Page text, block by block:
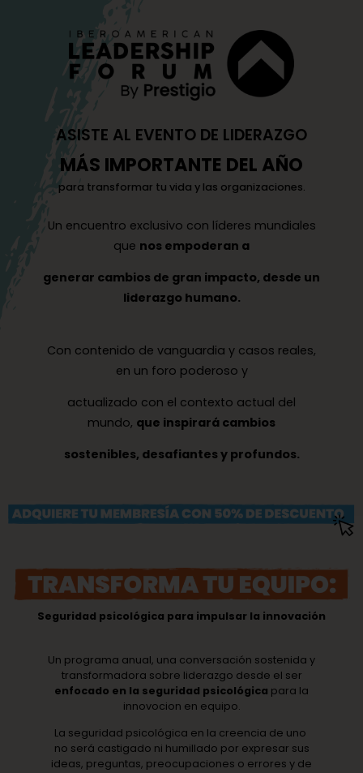
ASISTE AL EVENTO DE LIDERAZGO
MÁS IMPORTANTE DEL AÑO
para transformar tu vida y las organizaciones.
Un encuentro exclusivo con líderes mundiales
que nos empoderan a
generar cambios de gran impacto, desde un
liderazgo humano.
Con contenido de vanguardia y casos reales,
en un foro poderoso y
actualizado con el contexto actual del
mundo, que inspirará cambios
sostenibles, desafiantes y profundos.
Seguridad psicológica para impulsar la innovación
Un programa anual, una conversación sostenida y
transformadora sobre liderazgo desde el ser
enfocado en la seguridad psicológica para la
innovocion en equipo.
La seguridad psicológica en la creencia de uno
no será castigado ni humillado por expresar sus
ideas, preguntas, preocupaciones o errores y de